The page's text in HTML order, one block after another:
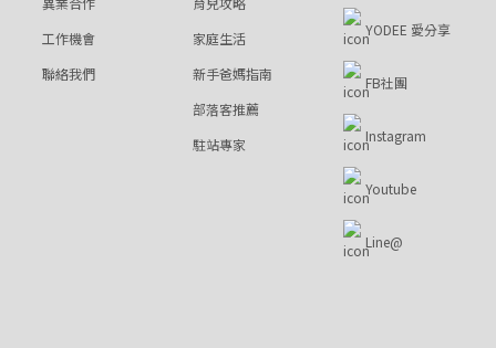
工作機會
聯絡我們
家庭生活
新手爸媽指南
部落客推薦
駐站專家
YODEE 愛分享
FB社團
Instagram
Youtube
Line@